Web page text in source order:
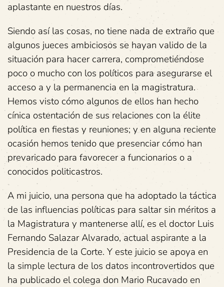
aplastante en nuestros días.
Siendo así las cosas, no tiene nada de extraño que
algunos jueces ambiciosos se hayan valido de la
situación para hacer carrera, comprometiéndose
poco o mucho con los políticos para asegurarse el
acceso a y la permanencia en la magistratura.
Hemos visto cómo algunos de ellos han hecho
cínica ostentación de sus relaciones con la élite
política en fiestas y reuniones; y en alguna reciente
ocasión hemos tenido que presenciar cómo han
prevaricado para favorecer a funcionarios o a
conocidos politicastros.
A mi juicio, una persona que ha adoptado la táctica
de las influencias políticas para saltar sin méritos a
la Magistratura y mantenerse allí, es el doctor Luis
Fernando Salazar Alvarado, actual aspirante a la
Presidencia de la Corte. Y este juicio se apoya en
la simple lectura de los datos incontrovertidos que
ha publicado el colega don Mario Rucavado en